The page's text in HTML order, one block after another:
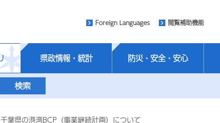
Foreign Languages 閲覧補助機能
県政情報・統計 防災・安全・安心
葉県の港湾BCP（事業継続計画）について